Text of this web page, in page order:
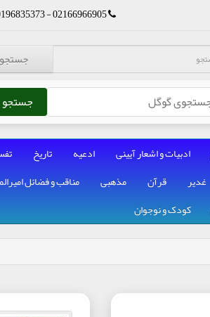
02166966905 - 09196835373
جستجو
جستجو
ادبیات و اشعار آیینی ادعیه تاریخ
غدیر قرآن مذهبی مناقب و فضائل
کودک و نوجوان